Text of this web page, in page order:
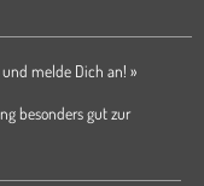
melde Dich an! »
besonders gut zur